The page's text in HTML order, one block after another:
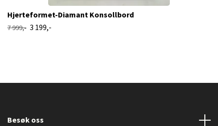
Hjerteformet-Diamant Konsollbord
7 999,- 3 199,-
Besøk oss